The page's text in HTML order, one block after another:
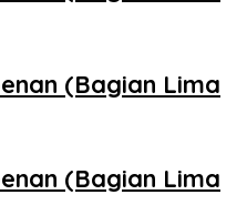
(Bagian Lima
(Bagian Lima